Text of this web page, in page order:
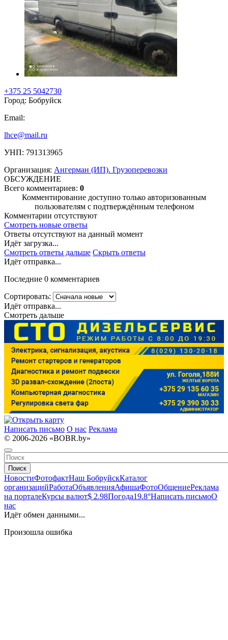
+375 25 5042730
Город: Бобруйск
Email:
lhce@mail.ru
УНП: 791313965
Организация: Ангерман (ИП). Грузоперевозки
ОБСУЖДЕНИЕ
Всего комментариев: 0
Комментирование доступно только авторизованным
пользователям с подтверждённым телефоном
Комментарии отсутствуют
Смотреть новые ответы
Ответы отсутствуют на данный момент
Идёт загрузка...
Смотреть ответы дальше Скрыть ответы
Идёт отправка...
Последние 0 комментариев
Сортировать:
Идёт отправка...
Смотреть дальше
Написать письмо О нас Реклама
© 2006-2026 «BOBR.by»
Поиск
НовостиФотофактНаш БобруйскКаталог
организацийРаботаОбъявленияАфишаФотоОбщениеРеклама
на порталеКурсы валют$ 2.98Погода19.8°Написать письмоО
нас
Идёт обмен данными...
Произошла ошибка